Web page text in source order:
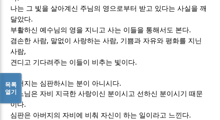
나는 그 빛을 살아계신 주님의 영으로부터 받고 있다는 사실을 깨
달았다.
부활하신 예수님의 영을 지니고 사는 이들을 통해서도 본다.
겸손한 사람, 말없이 사랑하는 사람, 기쁨과 자유와 평화를 지닌
사람,
견디고 기다려주는 이들이 비추는 빛이다.
아버지는 심판하시는 분이 아니시다.
하느님은 자비 지극한 사랑이신 분이시고 선하신 분이시기 때문
이다.
심판은 아버지의 자비에 비춰 자신이 하는 일이라고 느낀다.
목록
열기